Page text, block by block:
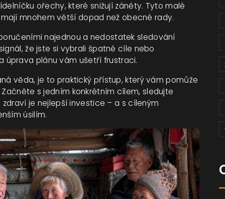
ořechy, které snižují záněty. Tyto malé
mnohem větší dopad než obecné rady.
najednou a nedostatek sledování
že jste si vybrali špatné cíle nebo
úprava plánu vám ušetří frustraci.
věda, je to praktický přístup, který vám pomůže
s jedním konkrétním cílem, sledujte
je nejlepší investice – a s cíleným
úsilím.